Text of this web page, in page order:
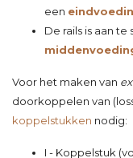
een
De rails is aan
Voor het maken van
doorkoppelen van
koppelstukken nodig:
I - Koppelstuk